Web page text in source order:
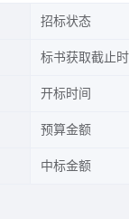
招标状态
标书获取截止时
开标时间
预算金额
中标金额